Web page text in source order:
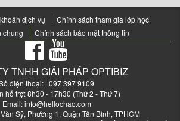
dịch vụ
Chính sách tham gia lớp học
chung
Chính sách bảo mật thông tin
TNHH GIẢI PHÁP OPTIBIZ
điện thoại: | 097 397 9109
hỗ trợ: 8h30 - 17h30 (Thứ 2 - Thứ 7)
Email:info@hellochao.com
Sỹ, Phường 1, Quận Tân Bình, TPHCM